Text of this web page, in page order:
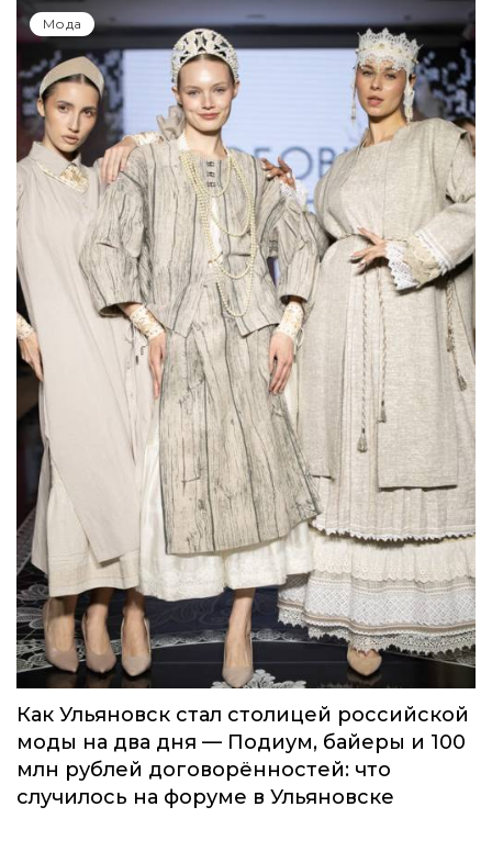
Мода
Как Ульяновск стал столицей российской
моды на два дня — Подиум, байеры и 100
млн рублей договорённостей: что
случилось на форуме в Ульяновске